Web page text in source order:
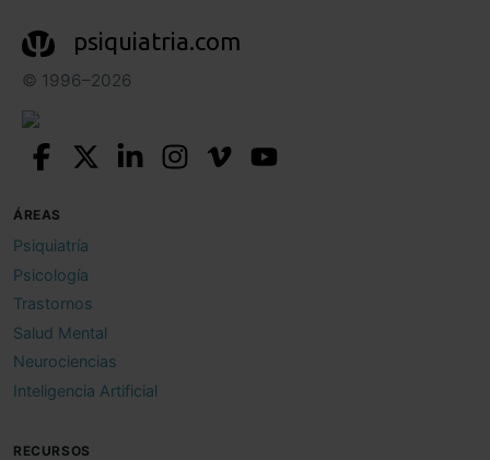
psiquiatria.com
© 1996–2026
ÁREAS
Psiquiatría
Psicología
Trastornos
Salud Mental
Neurociencias
Inteligencia Artificial
RECURSOS